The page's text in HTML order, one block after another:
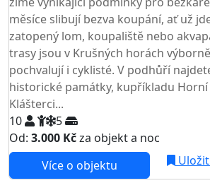
měsíce slibují bezva koupání, ať už
zatopený lom, koupaliště nebo
trasy jsou v Krušných horách
pochvalují i cyklisté. V podhůří
historické památky, kupříkladu Horní
Klášterci...
10
5
Od: 3.000 Kčza objekt a noc
Více o objektu